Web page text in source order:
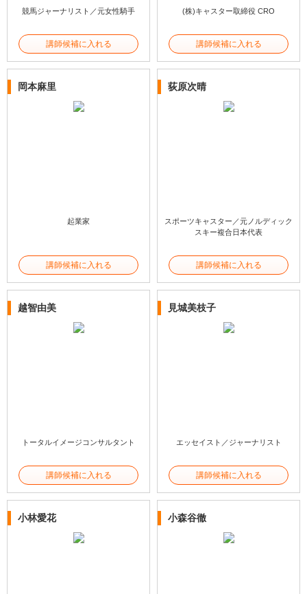
競馬ジャーナリスト／元女性騎手
講師候補に入れる
(株)キャスター取締役 CRO
講師候補に入れる
岡本麻里
起業家
講師候補に入れる
荻原次晴
スポーツキャスター／元ノルディック
スキー複合日本代表
講師候補に入れる
越智由美
トータルイメージコンサルタント
講師候補に入れる
見城美枝子
エッセイスト／ジャーナリスト
講師候補に入れる
小林愛花 小森谷徹